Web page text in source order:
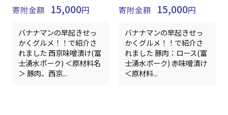
寄附金額 15,000円
バナナマンの早起きせっ
かくグルメ！！で紹介さ
れました 西京味噌漬け(富
士湧水ポーク) ＜原材料名
＞ 豚肉、西京...
寄附金額 15,000円
バナナマンの早起きせっ
かくグルメ！！で紹介さ
れました 豚肉：ロース(富
士湧水ポーク) 赤味噌漬け
＜原材料...